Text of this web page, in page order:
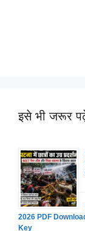
इसे भी जरूर
2026 PDF
Key